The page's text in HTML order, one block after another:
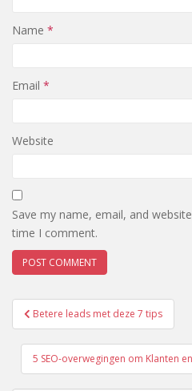
Name *
Email *
Website
Save my name, email, and
time I comment.
Post
navigation
Betere leads met deze 7 tips
5 SEO-overwegingen om Klanten